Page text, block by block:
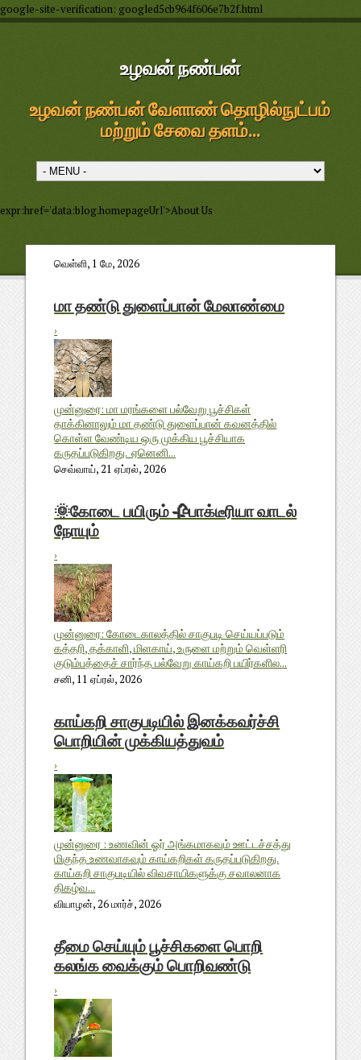
google-site-verification: googled5cb964f606e7b2f.html
உழவன் நண்பன்
உழவன் நண்பன் வேளாண் தொழில்நுட்பம்
மற்றும் சேவை தளம்...
expr:href='data:blog.homepageUrl'>About Us
வெள்ளி, 1 மே, 2026
மா தண்டு துளைப்பான் மேலாண்மை
›
முன்னுரை: மா மரங்களை பல்வேறு பூச்சிகள்
தாக்கினாலும் மா தண்டு துளைப்பான் கவனத்தில்
கொள்ள வேண்டிய ஒரு முக்கிய பூச்சியாக
கருதப்படுகிறது. ஏனெனி...
செவ்வாய், 21 ஏப்ரல், 2026
🌞கோடை பயிரும் 🥀பாக்டீரியா வாடல்
நோயும்
›
முன்னுரை: கோடைகாலத்தில் சாகுபடி செய்யப்படும்
கத்தரி, தக்காளி, மிளகாய், உருளை மற்றும் வெள்ளரி
குடும்பத்தைச் சார்ந்த பல்வேறு காய்கறி பயிர்களில...
சனி, 11 ஏப்ரல், 2026
காய்கறி சாகுபடியில் இனக்கவர்ச்சி
பொறியின் முக்கியத்துவம்
›
முன்னுரை : உணவின் ஓர் அங்கமாகவும் ஊட்டச்சத்து
மிகுந்த உணவாகவும் காய்கறிகள் கருதப்படுகிறது.
காய்கறி சாகுபடியில் விவசாயிகளுக்கு சவாலனாக
திகழ்வ...
வியாழன், 26 மார்ச், 2026
தீமை செய்யும் பூச்சிகளை பொறி
கலங்க வைக்கும் பொறிவண்டு
›